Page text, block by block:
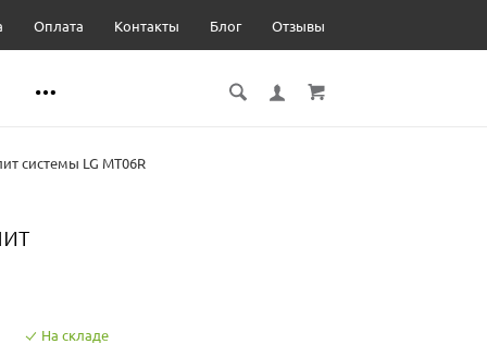
Оплата Контакты Блог Отзывы
системы LG MT06R
На складе